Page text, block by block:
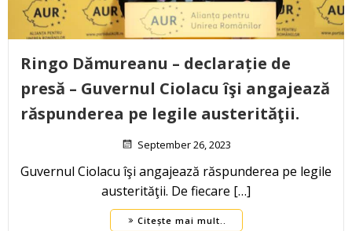
Ringo Dămureanu – declarație de
presă – Guvernul Ciolacu îşi angajează
răspunderea pe legile austerităţii.
September 26, 2023
Guvernul Ciolacu îşi angajează răspunderea pe legile
austerităţii. De fiecare […]
Citește mai mult..